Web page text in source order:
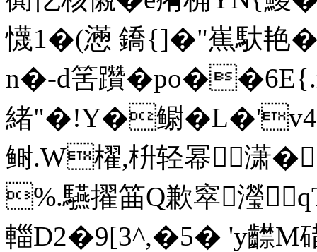
懱1�(懣 鐈{]�"嶣馱艳
n�-d筈躦
緒"�!Y�鳚� L�'v4赆
鲥.W櫂,枡轻幂 潇
%.驠擢筁Q歉窣 瀅
輺D2�9[3^,�5� 'y齽M碏